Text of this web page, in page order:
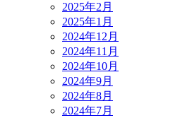
2025年2月
2025年1月
2024年12月
2024年11月
2024年10月
2024年9月
2024年8月
2024年7月